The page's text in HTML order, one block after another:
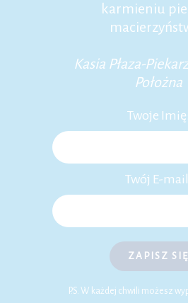
karmieniu
Kasia Płaza-
Położna
Twoje Imię:
Twój E-
ZAPISZ SIĘ
P.S. W każdej chwili możesz